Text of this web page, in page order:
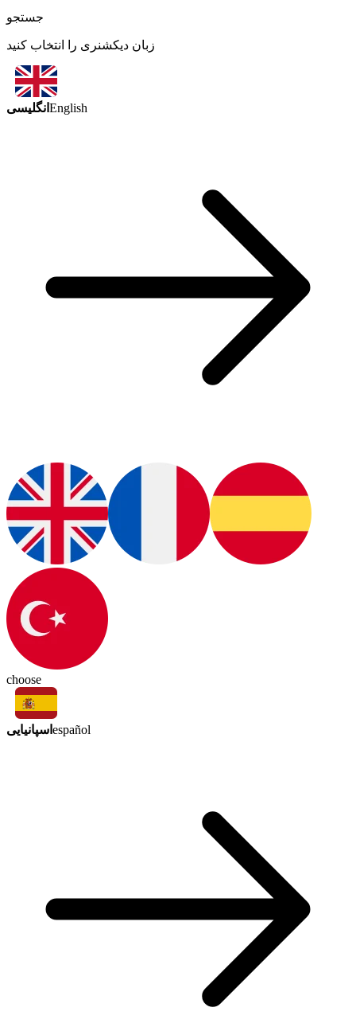
جستجو
زبان دیکشنری را انتخاب کنید
انگلیسی English
choose
اسپانیایی español